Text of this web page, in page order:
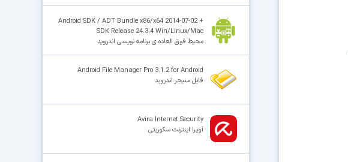
Android SDK / ADT Bundle x86/x64 2014-07-02 +
SDK Release 24.3.4 Win/Linux/Mac
محیط فوق العاده ی برنامه نویسی اندروید
Android File Manager Pro 3.1.2 for Android
فایل منیجر اندروید
Avira Internet Security
آویرا اینترنت سکوریتی